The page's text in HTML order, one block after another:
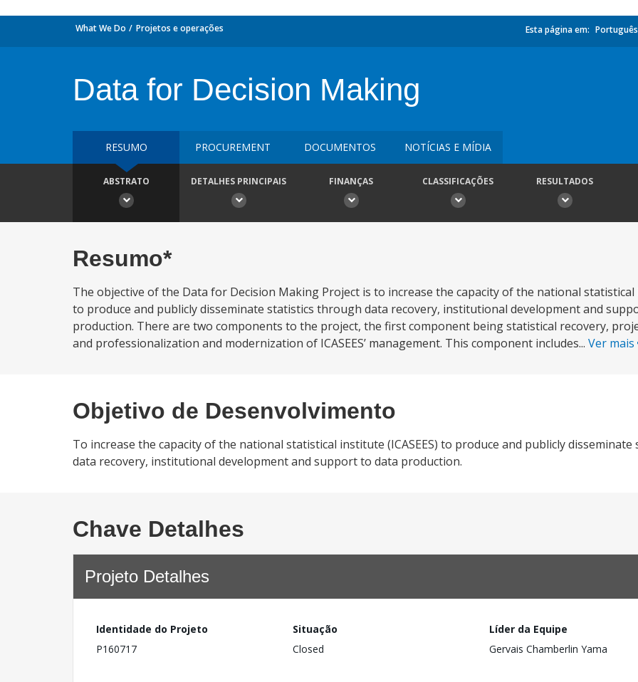
What We Do Projetos e operações Esta página em: Português
Data for Decision Making
RESUMO PROCUREMENT DOCUMENTOS NOTÍCIAS E MÍDIA
ABSTRATO DETALHES PRINCIPAIS FINANÇAS CLASSIFICAÇÕES RESULTADOS
Resumo*
The objective of the Data for Decision Making Project is to increase the capacity of the national statistical
to produce and publicly disseminate statistics through data recovery, institutional development and
production. There are two components to the project, the first component being statistical recovery,
and professionalization and modernization of ICASEES’ management. This component includes... Ver mais
Objetivo de Desenvolvimento
To increase the capacity of the national statistical institute (ICASEES) to produce and publicly
data recovery, institutional development and support to data production.
Chave Detalhes
Projeto Detalhes
Identidade do Projeto
P160717
Situação
Closed
Líder da Equipe
Gervais Chamberlin Yama